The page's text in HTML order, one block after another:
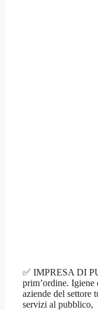
✅ IMPRESA DI
prim’ordine.
aziende del settore
servizi al pubblico,